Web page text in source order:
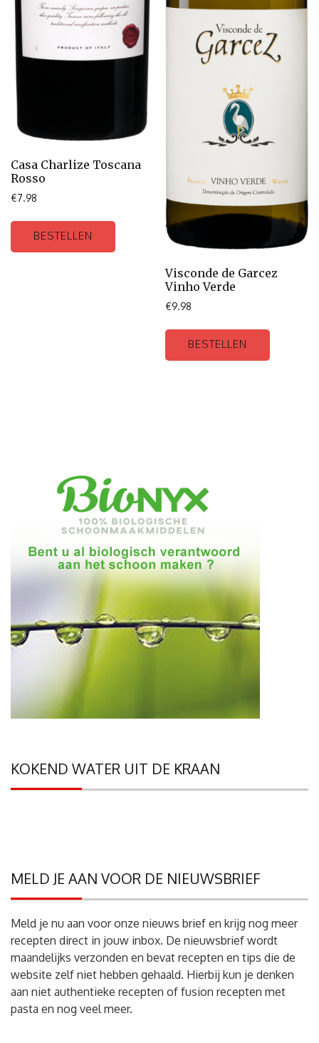
Casa Charlize Toscana
Rosso
€7.98
BESTELLEN
Visconde de Garcez
Vinho Verde
€9.98
BESTELLEN
KOKEND WATER UIT DE KRAAN
MELD JE AAN VOOR DE NIEUWSBRIEF
Meld je nu aan voor onze nieuws brief en krijg nog meer
recepten direct in jouw inbox. De nieuwsbrief wordt
maandelijks verzonden en bevat recepten en tips die de
website zelf niet hebben gehaald. Hierbij kun je denken
aan niet authentieke recepten of fusion recepten met
pasta en nog veel meer.